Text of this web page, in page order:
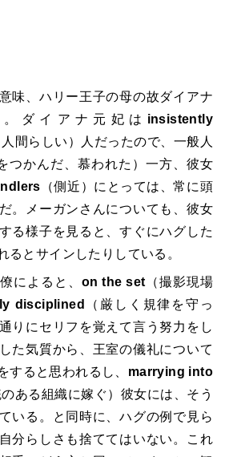
味、ハリー王子の母の故ダイアナ
ダイアナ元妃は insistently
人間らしい）人だったので、一般人
つかんだ、慕われた）一方、彼女
（側近）にとっては、常に頭
。メーガンさんについても、彼女
る様子を見ると、すぐにハグした
るとサインしたりしている。
によると、 on the set （撮影現場
disciplined
（厳しく規律を守っ
りにセリフを覚えて言う努力をし
た気質から、王室の儀礼について
すると思われるし、 marrying into
のある組織に嫁ぐ）彼女には、そう
いる。と同時に、ハグの例で見ら
分らしさも捨ててはいない。これ